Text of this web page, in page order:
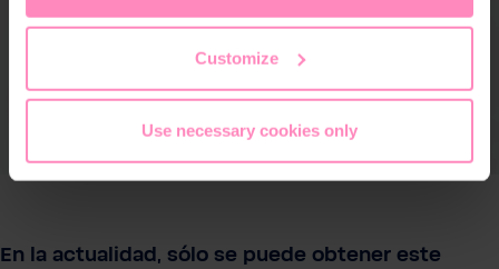
access and change your chosen setting at any time in
Customize
Use necessary cookies only
En la actualidad, sólo se puede obtener este